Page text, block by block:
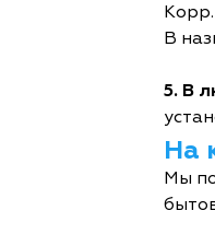
В
5. В
На
Мы